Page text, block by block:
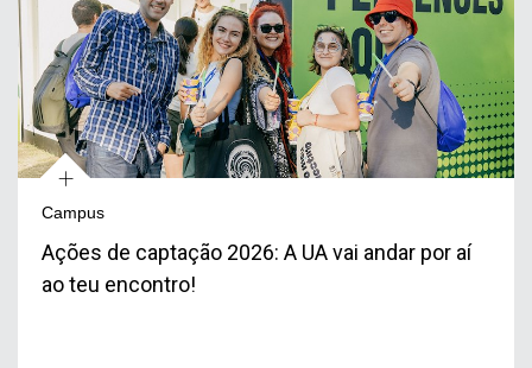
+
Campus
Ações de captação 2026: A UA vai andar por aí
ao teu encontro!